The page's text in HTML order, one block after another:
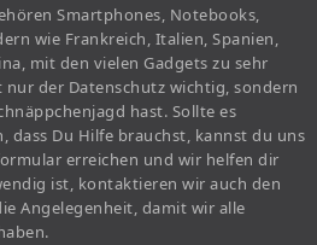
Smartphones, Notebooks,
wie Frankreich, Italien, Spanien,
mit den vielen Gadgets zu sehr
der Datenschutz wichtig, sondern
hast. Sollte es
dass Du Hilfe brauchst, kannst du uns
erreichen und wir helfen dir
ist, kontaktieren wir auch den
Angelegenheit, damit wir alle